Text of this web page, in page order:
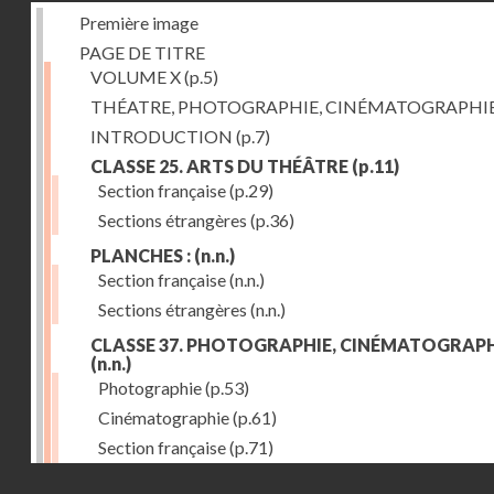
Première image
PAGE DE TITRE
VOLUME X(p.5)
THÉATRE, PHOTOGRAPHIE,
INTRODUCTION (p.7)
CLASSE 25. ARTS DU THÉÂTRE (p.11)
Section française(p.29)
Sections étrangères (p.36)
PLANCHES : (n.n.)
Section française(n.n.)
Sections étrangères (n.n.)
CLASSE 37. PHOTOGRAPHIE,
(n.n.)
Photographie(p.53)
Cinématographie(p.61)
Section française(p.71)